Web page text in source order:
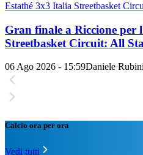
Estathé 3x3 Italia Streetbasket
Gran finale a Riccione per
Streetbasket Circuit: All
06 Ago 2026 - 15:59Daniele
Calcio ora per ora
Vedi tutti